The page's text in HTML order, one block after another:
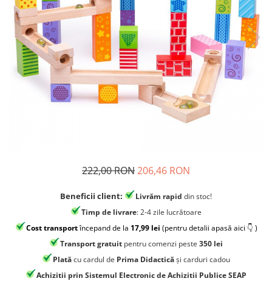
Jocuri experimente stiintifice
Casute copii
Jocuri de rol
Jocuri inteligenta si memorie
Casute papusi
Jocuri dezvoltare emotionala
Papusi Barbie
Ceasuri copii
Jocuri de cooperare
Jocuri dezvoltarea imaginatiei
Jocuri geografie
Carti metoda Montessori
Carti si culegeri cu exercitii
Cărți educative pentru copii
222,00 RON206,46 RON
Beneficii client: Livrăm rapid din stoc!
Timp de livrare: 2-4 zile lucrătoare
Cost transportîncepand de la 17,99 lei (pentru detalii apasă aici 👇 )
Transport gratuit pentru comenzi peste 350 lei
Platăcu cardul de Prima Didacticăși carduri cadou
Achizitii prin Sistemul Electronic de Achizitii Publice SEAP